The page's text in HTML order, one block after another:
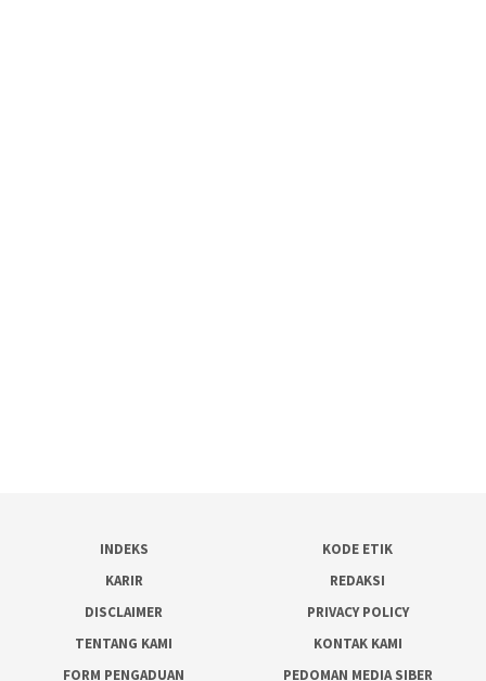
INDEKS
KODE ETIK
KARIR
REDAKSI
DISCLAIMER
PRIVACY POLICY
TENTANG KAMI
KONTAK KAMI
FORM PENGADUAN
PEDOMAN MEDIA SIBER